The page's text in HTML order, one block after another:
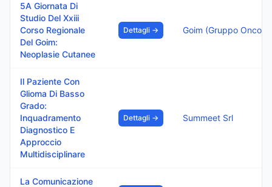
5A Giornata Di
Studio Del Xxiii
Corso Regionale
Del Goim:
Neoplasie Cutanee
Dettagli →
Il Paziente Con
Glioma Di Basso
Grado:
Inquadramento
Diagnostico E
Approccio
Multidisciplinare
Dettagli → Summeet Srl
La Comunicazione